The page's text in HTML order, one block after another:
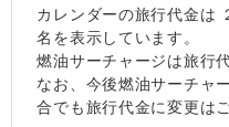
カレンダーの旅行代金は
名を表示しています。
燃油サーチャージは旅行
なお、今後燃油サーチャ
合でも旅行代金に変更は